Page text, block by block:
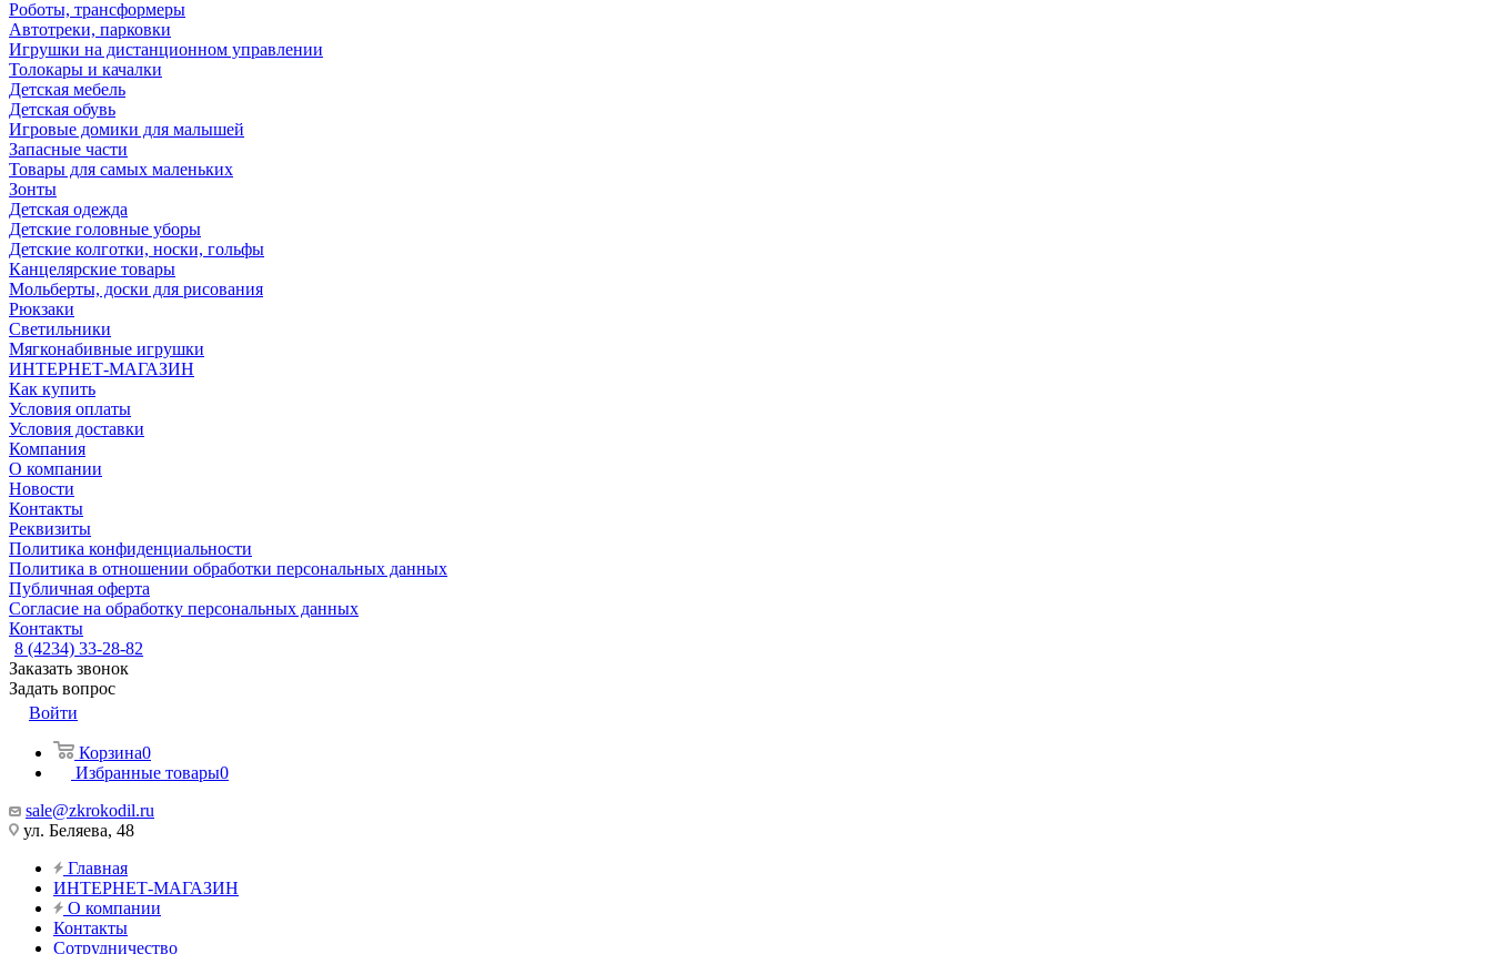
Роботы, трансформеры
Автотреки, парковки
Игрушки на дистанционном управлении
Толокары и качалки
Детская мебель
Детская обувь
Игровые домики для малышей
Запасные части
Товары для самых маленьких
Зонты
Детская одежда
Детские головные уборы
Детские колготки, носки, гольфы
Канцелярские товары
Мольберты, доски для рисования
Рюкзаки
Светильники
Мягконабивные игрушки
ИНТЕРНЕТ-МАГАЗИН
Как купить
Условия оплаты
Условия доставки
Компания
О компании
Новости
Контакты
Реквизиты
Политика конфиденциальности
Политика в отношении обработки персональных данных
Публичная оферта
Согласие на обработку персональных данных
Контакты
8 (4234) 33-28-82
Заказать звонок
Задать вопрос
Войти
Корзина0
Избранные товары0
sale@zkrokodil.ru
ул. Беляева, 48
Главная
ИНТЕРНЕТ-МАГАЗИН
О компании
Контакты
Сотрудничество